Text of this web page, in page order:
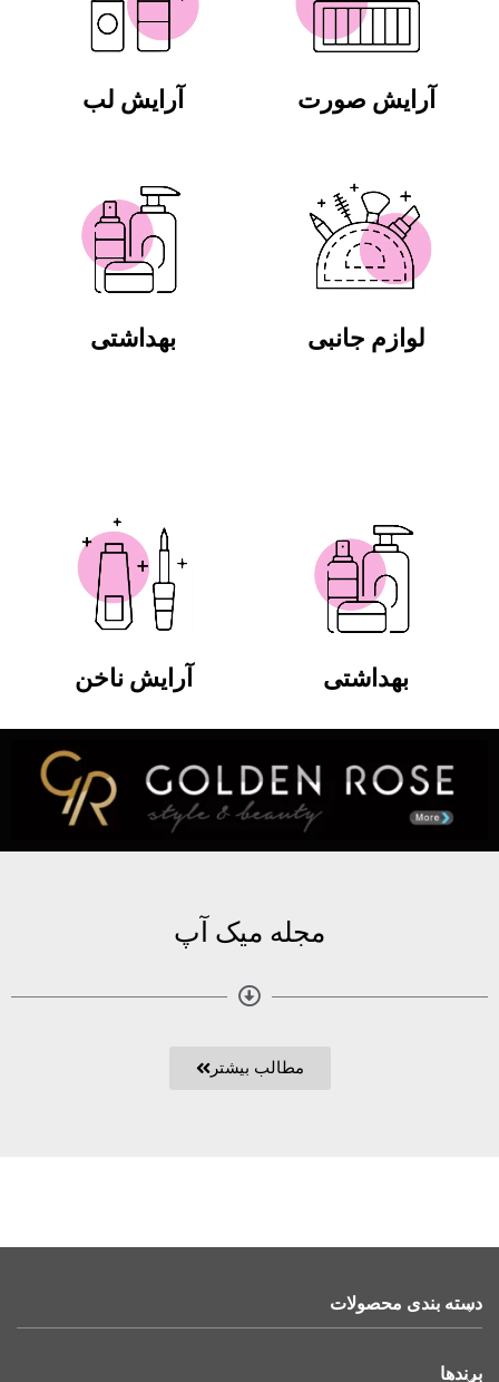
آرایش صورت
لوازم جانبی
آرایش لب
بهداشتی
بهداشتی آرایش ناخن
مجله میک آپ
مطالب بیشتر
دسته بندی محصولات
برندها